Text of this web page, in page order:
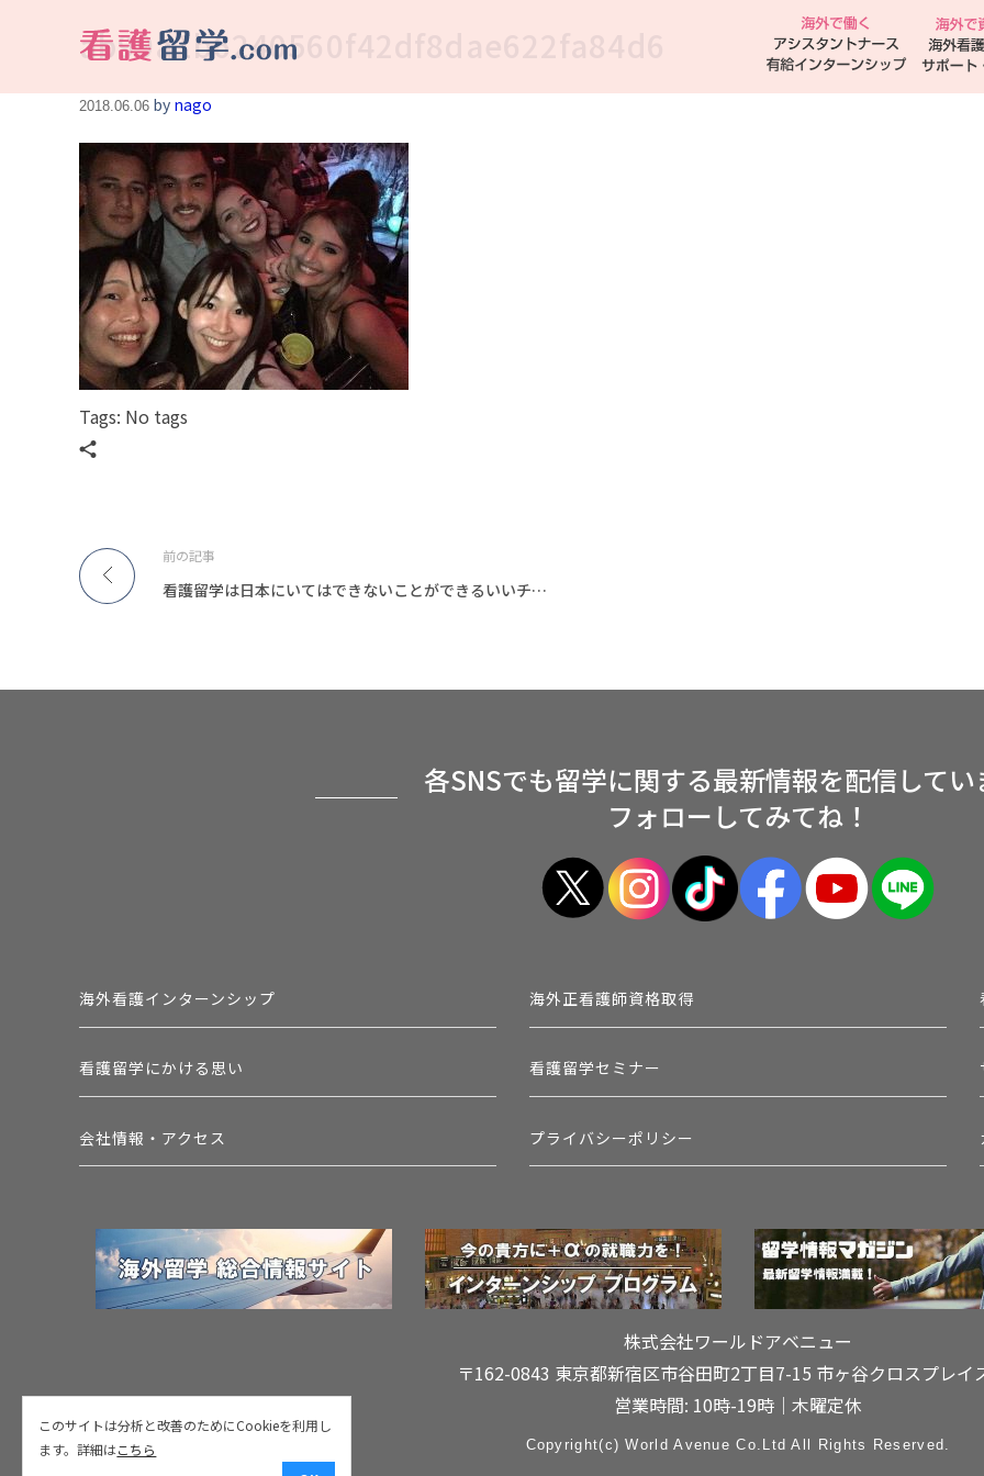
このサイトは分析と改善のためにCookieを利用し
ます。詳細はこちら
看護留学.com
World Avenueは海外就職、 永住を目指す看護留学をサポートします !
ab99a1b6240560f42df8dae622fa84d6
2018.06.06 by nago
Tags: No tags
前の記事
看護留学は日本にいてはできないことができるいいチャンス
各SNSでも留学に関する最新情報を配信してい
フォローしてみてね！
海外看護インターンシップ
看護留学にかける思い
会社情報・アクセス
海外正看護師資格取得
看護留学セミナー
プライバシーポリシー
株式会社ワールドアベニュー
〒162-0843 東京都新宿区市谷田町2丁目7-15 市ヶ谷クロスプレイ
営業時間: 10時-19時｜木曜定休
Copyright(c) World Avenue Co.Ltd All Rights Reserved.